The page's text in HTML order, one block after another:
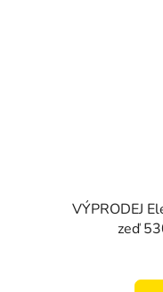
VÝPRODEJ
zeď